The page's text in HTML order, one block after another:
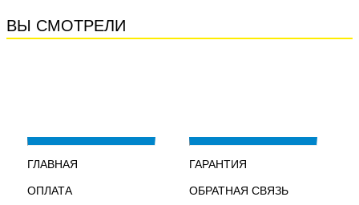
ВЫ СМОТРЕЛИ
ГЛАВНАЯ
ОПЛАТА
ГАРАНТИЯ
ОБРАТНАЯ СВЯЗЬ